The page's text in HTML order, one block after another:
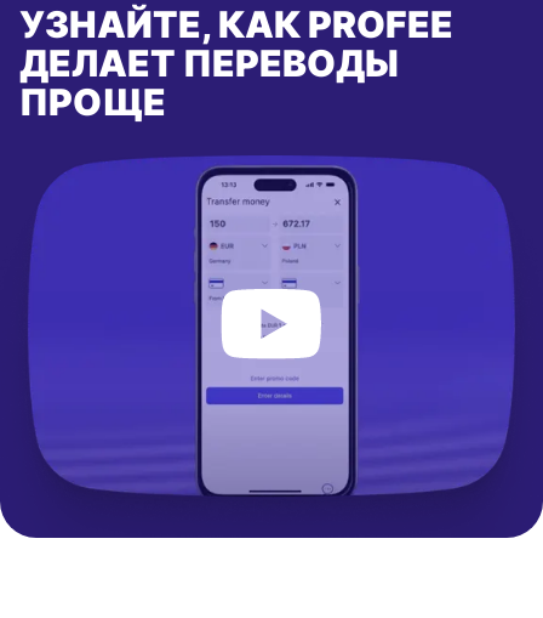
УЗНАЙТЕ, КАК PROFEE
ДЕЛАЕТ ПЕРЕВОДЫ
ПРОЩЕ